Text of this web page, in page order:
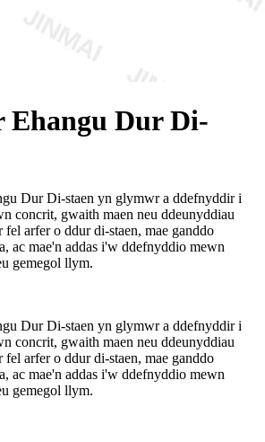
Ehangu Dur Di-
Dur Di-staen yn glymwr a ddefnyddir i
concrit, gwaith maen neu ddeunyddiau
arfer o ddur di-staen, mae ganddo
ac mae'n addas i'w ddefnyddio mewn
gemegol llym.
Dur Di-staen yn glymwr a ddefnyddir i
concrit, gwaith maen neu ddeunyddiau
arfer o ddur di-staen, mae ganddo
ac mae'n addas i'w ddefnyddio mewn
gemegol llym.